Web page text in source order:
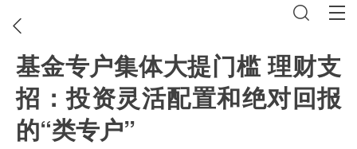
基金专户集体大提门槛 理财支
招：投资灵活配置和绝对回报
的“类专户”